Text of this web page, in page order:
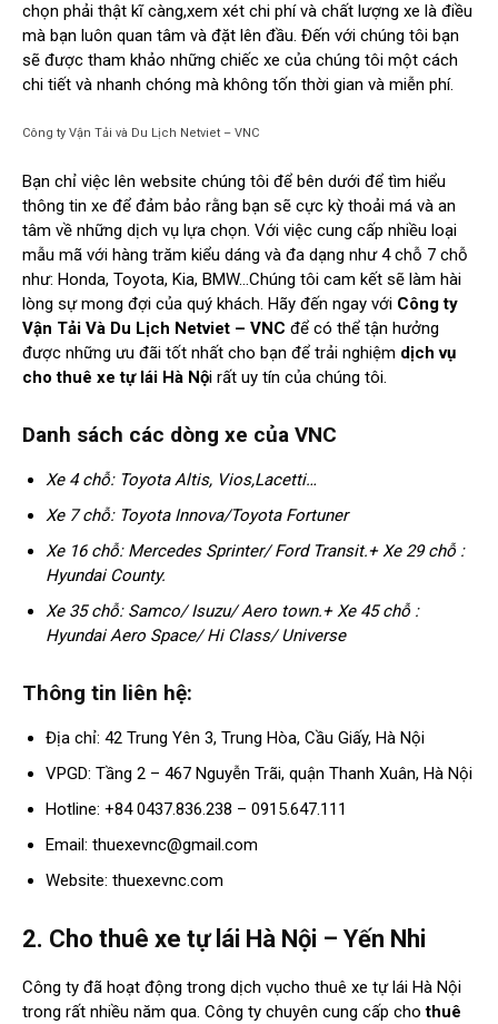
chọn phải thật kĩ càng,xem xét chi phí và chất lượng xe là điều
mà bạn luôn quan tâm và đặt lên đầu. Đến với chúng tôi bạn
sẽ được tham khảo những chiếc xe của chúng tôi một cách
chi tiết và nhanh chóng mà không tốn thời gian và miễn phí.
Công ty Vận Tải và Du Lịch Netviet – VNC
Bạn chỉ việc lên website chúng tôi để bên dưới để tìm hiểu
thông tin xe để đảm bảo rằng bạn sẽ cực kỳ thoải má và an
tâm về những dịch vụ lựa chọn. Với việc cung cấp nhiều loại
mẫu mã với hàng trăm kiểu dáng và đa dạng như 4 chỗ 7 chỗ
như: Honda, Toyota, Kia, BMW…Chúng tôi cam kết sẽ làm hài
lòng sự mong đợi của quý khách. Hãy đến ngay với Công ty
Vận Tải Và Du Lịch Netviet – VNC để có thể tận hưởng
được những ưu đãi tốt nhất cho bạn để trải nghiệm dịch vụ
cho thuê xe tự lái Hà Nội rất uy tín của chúng tôi.
Danh sách các dòng xe của VNC
Xe 4 chỗ: Toyota Altis, Vios,Lacetti…
Xe 7 chỗ: Toyota Innova/Toyota Fortuner
Xe 16 chỗ: Mercedes Sprinter/ Ford Transit.+ Xe 29 chỗ :
Hyundai County.
Xe 35 chỗ: Samco/ Isuzu/ Aero town.+ Xe 45 chỗ :
Hyundai Aero Space/ Hi Class/ Universe
Thông tin liên hệ:
Địa chỉ: 42 Trung Yên 3, Trung Hòa, Cầu Giấy, Hà Nội
VPGD: Tầng 2 – 467 Nguyễn Trãi, quận Thanh Xuân, Hà Nội
Hotline: +84 0437.836.238 – 0915.647.111
Email: thuexevnc@gmail.com
Website: thuexevnc.com
2. Cho thuê xe tự lái Hà Nội – Yến Nhi
Công ty đã hoạt động trong dịch vụcho thuê xe tự lái Hà Nội
trong rất nhiều năm qua. Công ty chuyên cung cấp chothuê